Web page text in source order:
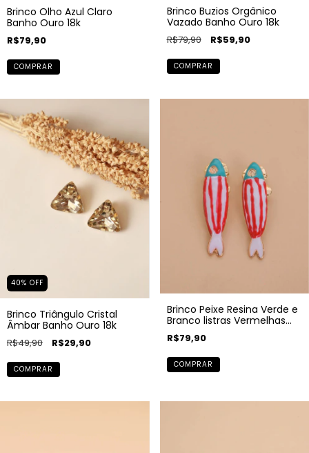
Brinco Olho Azul Claro
Banho Ouro 18k
R$79,90
COMPRAR
Brinco Buzios Orgânico
Vazado Banho Ouro 18k
R$79,90 R$59,90
COMPRAR
40% OFF
Brinco Triângulo Cristal
Âmbar Banho Ouro 18k
R$49,90 R$29,90
COMPRAR
Brinco Peixe Resina Verde e
Branco listras Vermelhas
Banho Ouro 18k
R$79,90
COMPRAR